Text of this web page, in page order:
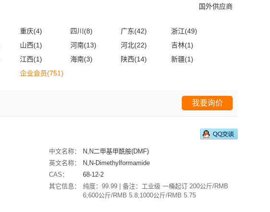
国外供应商
重庆(4) 四川(8) 广东(42)
浙江(49)
山西(1) 河南(13) 河北(22)
吉林(1)
江西(1) 海南(3) 陕西(14)
新疆(1)
企业会员(751)
我要询价
中文名称：
N,N二甲基甲酰胺(DMF)
英文名称：
N,N-Dimethylformamide
CAS：
68-12-2
其它信息：
纯度：99.99 | 备注：工业级 一桶起订 200公斤/RMB
6;600公斤/RMB 5.8;1000公斤/RMB 5.75